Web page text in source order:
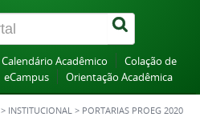
Calendário Acadêmico
Colação de
eCampus Orientação Acadêmica
> INSTITUCIONAL > PORTARIAS PROEG 2020